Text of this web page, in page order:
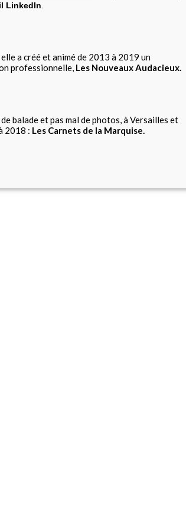
LinkedIn
a créé et animé de 2013 à 2019 un
professionnelle, Les Nouveaux Audacieux.
balade et pas mal de photos, à Versailles et
2018 : Les Carnets de la Marquise.